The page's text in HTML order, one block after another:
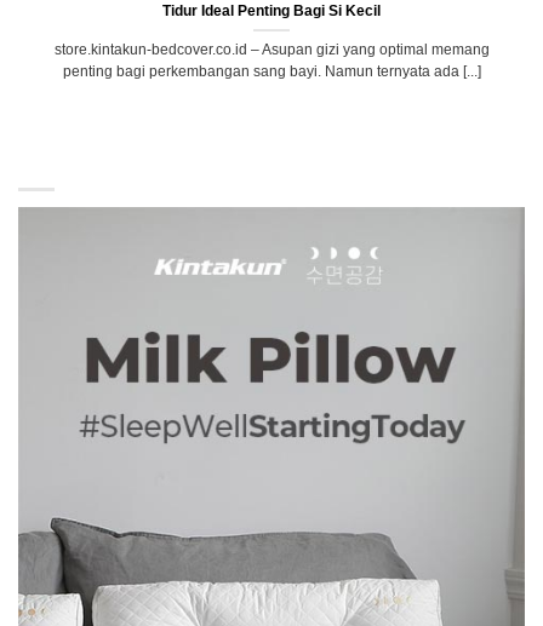
Tidur Ideal Penting Bagi Si Kecil
store.kintakun-bedcover.co.id – Asupan gizi yang optimal memang
penting bagi perkembangan sang bayi. Namun ternyata ada [...]